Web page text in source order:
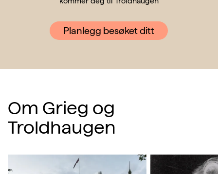
Planlegg besøket ditt
Om Grieg og
Troldhaugen